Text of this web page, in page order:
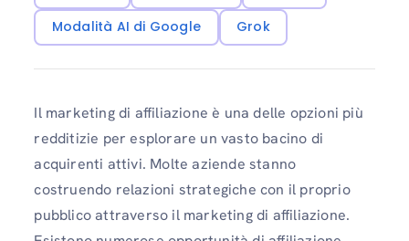
Modalità AI di Google
Grok
Il marketing di affiliazione è una delle opzioni più
redditizie per esplorare un vasto bacino di
acquirenti attivi. Molte aziende stanno
costruendo relazioni strategiche con il proprio
pubblico attraverso il marketing di affiliazione.